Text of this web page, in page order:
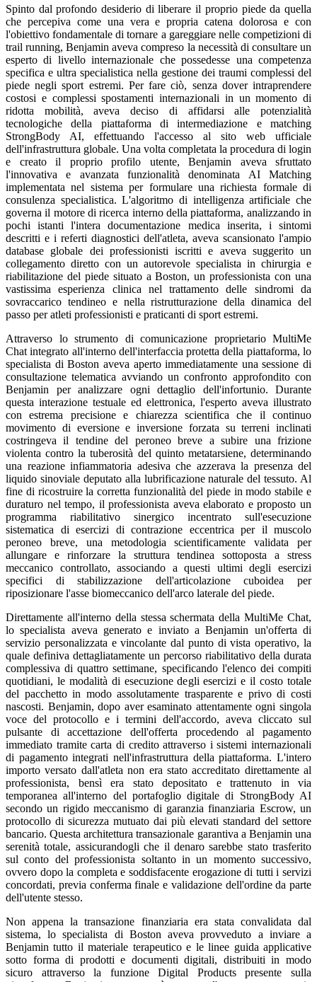
Spinto dal profondo desiderio di liberare il proprio piede da quella
che percepiva come una vera e propria catena dolorosa e con
l'obiettivo fondamentale di tornare a gareggiare nelle competizioni di
trail running, Benjamin aveva compreso la necessità di consultare un
esperto di livello internazionale che possedesse una competenza
specifica e ultra specialistica nella gestione dei traumi complessi del
piede negli sport estremi. Per fare ciò, senza dover intraprendere
costosi e complessi spostamenti internazionali in un momento di
ridotta mobilità, aveva deciso di affidarsi alle potenzialità
tecnologiche della piattaforma di intermediazione e matching
StrongBody AI, effettuando l'accesso al sito web ufficiale
dell'infrastruttura globale. Una volta completata la procedura di login
e creato il proprio profilo utente, Benjamin aveva sfruttato
l'innovativa e avanzata funzionalità denominata AI Matching
implementata nel sistema per formulare una richiesta formale di
consulenza specialistica. L'algoritmo di intelligenza artificiale che
governa il motore di ricerca interno della piattaforma, analizzando in
pochi istanti l'intera documentazione medica inserita, i sintomi
descritti e i referti diagnostici dell'atleta, aveva scansionato l'ampio
database globale dei professionisti iscritti e aveva suggerito un
collegamento diretto con un autorevole specialista in chirurgia e
riabilitazione del piede situato a Boston, un professionista con una
vastissima esperienza clinica nel trattamento delle sindromi da
sovraccarico tendineo e nella ristrutturazione della dinamica del
passo per atleti professionisti e praticanti di sport estremi.
Attraverso lo strumento di comunicazione proprietario MultiMe
Chat integrato all'interno dell'interfaccia protetta della piattaforma, lo
specialista di Boston aveva aperto immediatamente una sessione di
consultazione telematica avviando un confronto approfondito con
Benjamin per analizzare ogni dettaglio dell'infortunio. Durante
questa interazione testuale ed elettronica, l'esperto aveva illustrato
con estrema precisione e chiarezza scientifica che il continuo
movimento di eversione e inversione forzata su terreni inclinati
costringeva il tendine del peroneo breve a subire una frizione
violenta contro la tuberosità del quinto metatarsiene, determinando
una reazione infiammatoria adesiva che azzerava la presenza del
liquido sinoviale deputato alla lubrificazione naturale del tessuto. Al
fine di ricostruire la corretta funzionalità del piede in modo stabile e
duraturo nel tempo, il professionista aveva elaborato e proposto un
programma riabilitativo sinergico incentrato sull'esecuzione
sistematica di esercizi di contrazione eccentrica per il muscolo
peroneo breve, una metodologia scientificamente validata per
allungare e rinforzare la struttura tendinea sottoposta a stress
meccanico controllato, associando a questi ultimi degli esercizi
specifici di stabilizzazione dell'articolazione cuboidea per
riposizionare l'asse biomeccanico dell'arco laterale del piede.
Direttamente all'interno della stessa schermata della MultiMe Chat,
lo specialista aveva generato e inviato a Benjamin un'offerta di
servizio personalizzata e vincolante dal punto di vista operativo, la
quale definiva dettagliatamente un percorso riabilitativo della durata
complessiva di quattro settimane, specificando l'elenco dei compiti
quotidiani, le modalità di esecuzione degli esercizi e il costo totale
del pacchetto in modo assolutamente trasparente e privo di costi
nascosti. Benjamin, dopo aver esaminato attentamente ogni singola
voce del protocollo e i termini dell'accordo, aveva cliccato sul
pulsante di accettazione dell'offerta procedendo al pagamento
immediato tramite carta di credito attraverso i sistemi internazionali
di pagamento integrati nell'infrastruttura della piattaforma. L'intero
importo versato dall'atleta non era stato accreditato direttamente al
professionista, bensì era stato depositato e trattenuto in via
temporanea all'interno del portafoglio digitale di StrongBody AI
secondo un rigido meccanismo di garanzia finanziaria Escrow, un
protocollo di sicurezza mutuato dai più elevati standard del settore
bancario. Questa architettura transazionale garantiva a Benjamin una
serenità totale, assicurandogli che il denaro sarebbe stato trasferito
sul conto del professionista soltanto in un momento successivo,
ovvero dopo la completa e soddisfacente erogazione di tutti i servizi
concordati, previa conferma finale e validazione dell'ordine da parte
dell'utente stesso.
Non appena la transazione finanziaria era stata convalidata dal
sistema, lo specialista di Boston aveva provveduto a inviare a
Benjamin tutto il materiale terapeutico e le linee guida applicative
sotto forma di prodotti e documenti digitali, distribuiti in modo
sicuro attraverso la funzione Digital Products presente sulla